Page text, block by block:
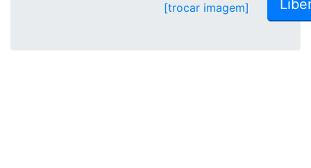
[trocar imagem]